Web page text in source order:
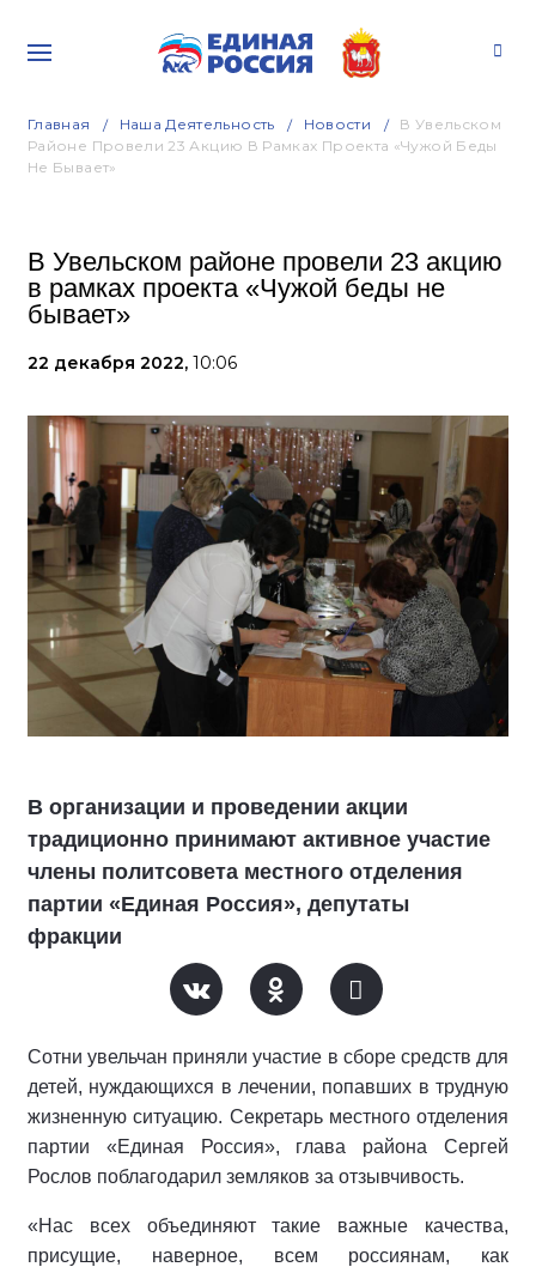
Главная Наша Деятельность Новости
В Увельском
Районе Провели 23 Акцию В Рамках Проекта «Чужой Беды
Не Бывает»
В Увельском районе провели 23 акцию
в рамках проекта «Чужой беды не
бывает»
22 декабря 2022, 10:06
В организации и проведении акции
традиционно принимают активное участие
члены политсовета местного отделения
партии «Единая Россия», депутаты
фракции
Сотни увельчан приняли участие в сборе средств для
детей, нуждающихся в лечении, попавших в трудную
жизненную ситуацию. Секретарь местного отделения
партии «Единая Россия», глава района Сергей
Рослов поблагодарил земляков за отзывчивость.
«Нас всех объединяют такие важные качества,
присущие, наверное, всем россиянам, как